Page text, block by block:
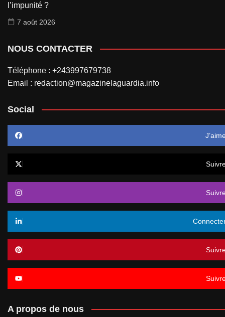
l’impunité ?
7 août 2026
NOUS CONTACTER
Téléphone : +243997679738
Email : redaction@magazinelaguardia.info
Social
A propos de nous